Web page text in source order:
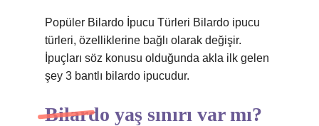
Popüler Bilardo İpucu Türleri Bilardo ipucu
türleri, özelliklerine bağlı olarak değişir.
İpuçları söz konusu olduğunda akla ilk gelen
şey 3 bantlı bilardo ipucudur.
Bilardo yaş sınırı var mı?